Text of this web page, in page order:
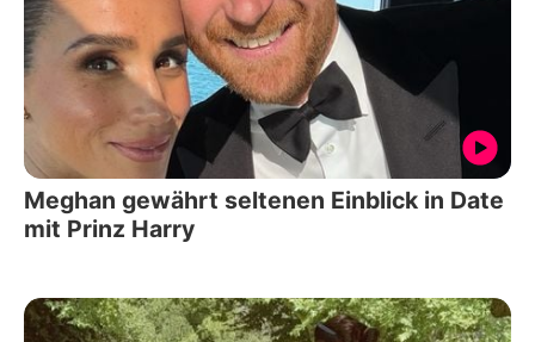
Meghan gewährt seltenen Einblick in Date
mit Prinz Harry